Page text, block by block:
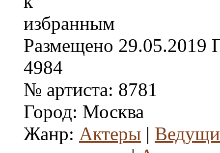
Размещено 29.05.2019
4984
№ артиста: 8781
Город: Москва
Жанр: Актеры |